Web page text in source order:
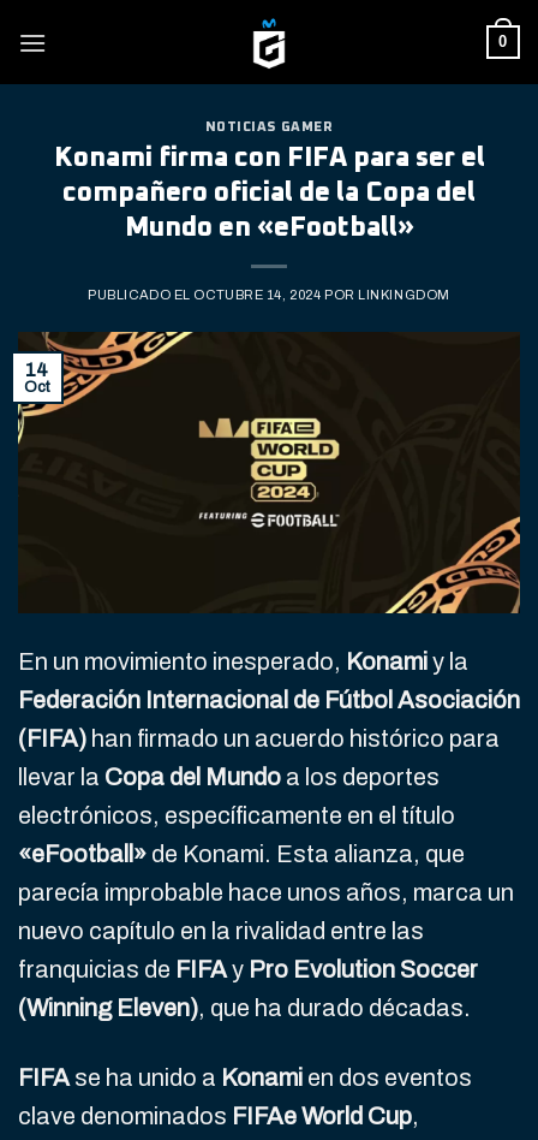
0
NOTICIAS GAMER
Konami firma con FIFA para ser el
compañero oficial de la Copa del
Mundo en «eFootball»
PUBLICADO EL OCTUBRE 14, 2024 POR LINKINGDOM
14
Oct
En un movimiento inesperado, Konamiy la
Federación Internacional de Fútbol Asociación
(FIFA) han firmado un acuerdo histórico para
llevar la Copa del Mundo a los deportes
electrónicos, específicamente en el título
«eFootball» de Konami. Esta alianza, que
parecía improbable hace unos años, marca un
nuevo capítulo en la rivalidad entre las
franquicias de FIFAy Pro Evolution Soccer
(Winning Eleven), que ha durado décadas.
FIFA se ha unido a Konami en dos eventos
clave denominados FIFAe World Cup,